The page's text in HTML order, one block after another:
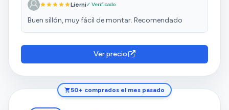
Lierni✓ Verificado
Buen sillón, muy fácil de montar. Recomendado
Ver precio
50+ comprados el mes pasado